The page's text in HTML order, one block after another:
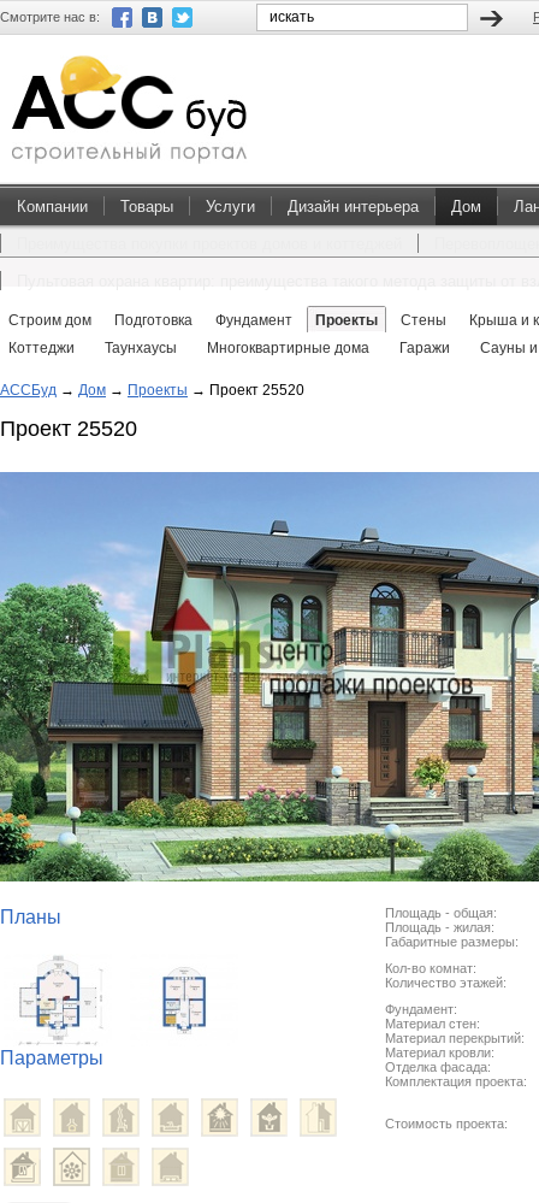
Смотрите нас в:
Компании Товары Услуги Дизайн интерьера Дом
Строим дом Подготовка Фундамент Проекты Стены
Крыша и
Коттеджи
Таунхаусы Многоквартирные дома Гаражи Сауны
АССБуд → Дом → Проекты → Проект 25520
Проект 25520
Планы
Параметры
Площадь - общая:
Площадь - жилая:
Габаритные размеры:
Кол-во комнат:
Количество этажей:
Фундамент:
Материал стен:
Материал перекрытий:
Материал кровли:
Отделка фасада:
Комплектация проекта:
Стоимость проекта: